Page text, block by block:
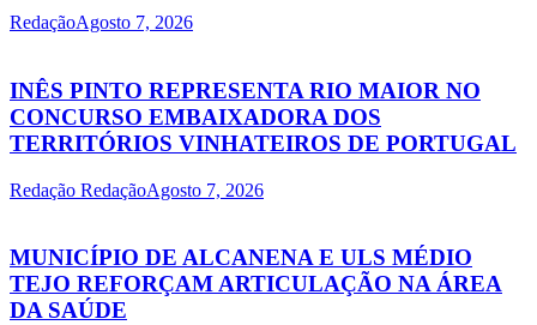
RedaçãoAgosto 7, 2026
INÊS PINTO REPRESENTA RIO MAIOR NO
CONCURSO EMBAIXADORA DOS
TERRITÓRIOS VINHATEIROS DE PORTUGAL
Redação RedaçãoAgosto 7, 2026
MUNICÍPIO DE ALCANENA E ULS MÉDIO
TEJO REFORÇAM ARTICULAÇÃO NA ÁREA
DA SAÚDE